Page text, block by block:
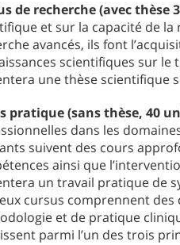
de recherche (avec thèse
et sur la capacité de
avancés, ils font
scientifiques sur le
une thèse scientifique
pratique (sans thèse, 40
dans les
suivent des cours
ainsi que
un travail pratique de
cursus comprennent
et de pratique
parmi l’un des trois